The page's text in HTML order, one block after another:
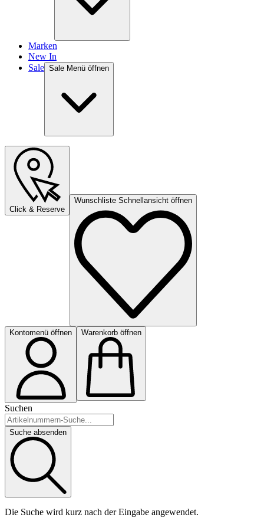
Marken
New In
Sale Sale Menü öffnen
Click & Reserve
Wunschliste Schnellansicht öffnen
Kontomenü öffnen Warenkorb öffnen
Suchen
Suche absenden
Die Suche wird kurz nach der Eingabe angewendet.